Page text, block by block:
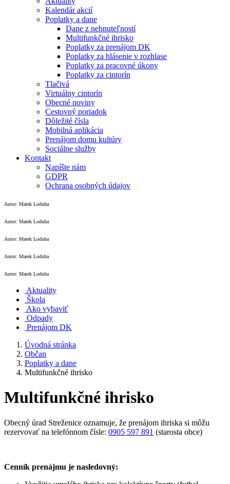
Kalendár akcií
Poplatky a dane
Dane z nehnuteľností
Multifunkčné ihrisko
Poplatky za prenájom DK
Poplatky za hlásenie v rozhlase
Poplatky za pracovné úkony
Poplatky za cintorín
Tlačivá
Virtuálny cintorín
Obecné noviny
Cestovný poriadok
Dôležité čísla
Mobilná aplikácia
Prenájom domu kultúry
Sociálne služby
Kontakt
Napíšte nám
GDPR
Ochrana osobných údajov
Autor: Marek Loduha
Autor: Marek Loduha
Autor: Marek Loduha
Autor: Marek Loduha
Autor: Marek Loduha
Aktuality
Škola
Ako vybaviť
Odpady
Prenájom DK
Úvodná stránka
Občan
Poplatky a dane
Multifunkčné ihrisko
Multifunkčné ihrisko
Obecný úrad Streženice oznamuje, že prenájom ihriska si môžu
rezervovať na telefónnom čísle: 0905 597 891 (starosta obce)
Cenník prenájmu je nasledovný: